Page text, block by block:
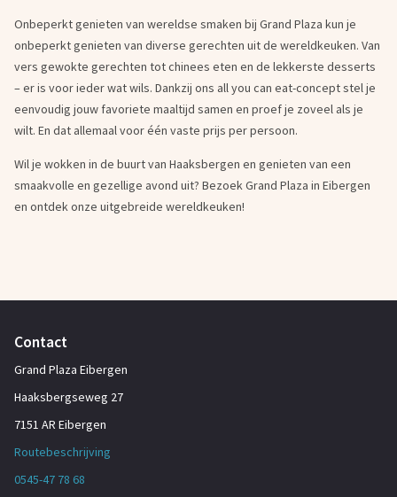
Onbeperkt genieten van wereldse smaken bij Grand Plaza kun je
onbeperkt genieten van diverse gerechten uit de wereldkeuken. Van
vers gewokte gerechten tot chinees eten en de lekkerste desserts
– er is voor ieder wat wils. Dankzij ons all you can eat-concept stel je
eenvoudig jouw favoriete maaltijd samen en proef je zoveel als je
wilt. En dat allemaal voor één vaste prijs per persoon.
Wil je wokken in de buurt van Haaksbergen en genieten van een
smaakvolle en gezellige avond uit? Bezoek Grand Plaza in Eibergen
en ontdek onze uitgebreide wereldkeuken!
Contact
Grand Plaza Eibergen
Haaksbergseweg 27
7151 AR Eibergen
Routebeschrijving
0545-47 78 68